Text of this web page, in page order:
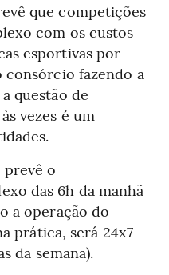
que competições
com os custos
esportivas por
fazendo a
questão de
vezes é um
o
das 6h da manhã
a operação do
prática, será 24x7
da semana).